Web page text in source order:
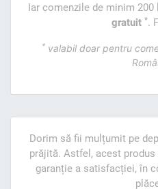
Iar comenzile de minim
gratuit *.
*valabil doar pentru
Dorim să fii mulțumit pe
prăjită. Astfel, acest
garanție a satisfacției, în